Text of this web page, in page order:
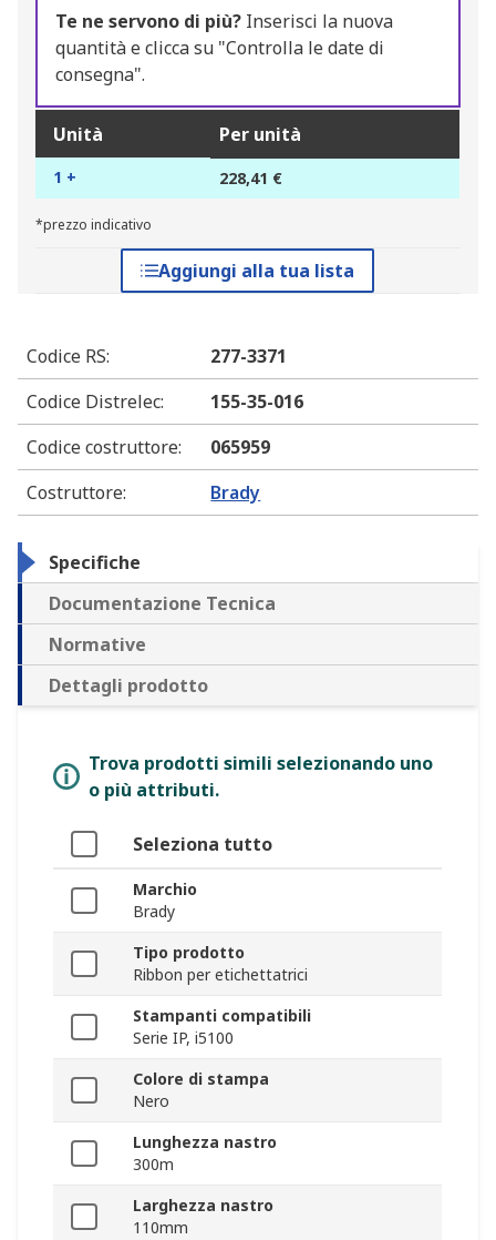
Te ne servono di più? Inserisci la nuova
quantità e clicca su "Controlla le date di
consegna".
Unità Per unità
1 + 228,41 €
*prezzo indicativo
Aggiungi alla tua lista
Codice RS:
277-3371
Codice Distrelec:
155-35-016
Codice costruttore:
065959
Costruttore: Brady
Specifiche
Documentazione Tecnica
Normative
Dettagli prodotto
Trova prodotti simili selezionando uno
o più attributi.
Seleziona tutto
Marchio
Brady
Tipo prodotto
Ribbon per etichettatrici
Stampanti compatibili
Serie IP, i5100
Colore di stampa
Nero
Lunghezza nastro
300m
Larghezza nastro
110mm